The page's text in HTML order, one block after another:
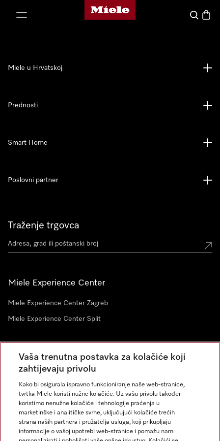
Miele početna stranica
Pretraga
Traženje trgovca
Miele Experience Center
Miele Experience Center Zagreb
Miele Experience Center Split
Newsletter
Miele u Hrvatskoj
Prednosti
Smart Home
Poslovni partner
Vaša trenutna postavka za kolačiće koji
zahtijevaju privolu
Kako bi osigurala ispravno funkcioniranje naše web-stranice,
tvrtka Miele koristi nužne kolačiće. Uz vašu privolu također
koristimo nenužne kolačiće i tehnologije praćenja u
marketinške i analitičke svrhe, uključujući kolačiće trećih
strana naših partnera i pružatelja usluga, koji prikupljaju
informacije o vašoj upotrebi web-stranice i pomažu nam